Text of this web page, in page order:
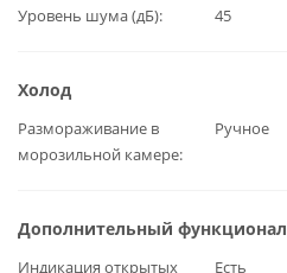
Уровень шума (дБ) 45
Холод
Размораживание в
морозильной камере
Ручное
Дополнительный функционал
Индикация открытых
Есть